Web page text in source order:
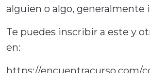
alguien o algo, generalmente
Te puedes inscribir a este y
en:
https://encuentracurso.com/